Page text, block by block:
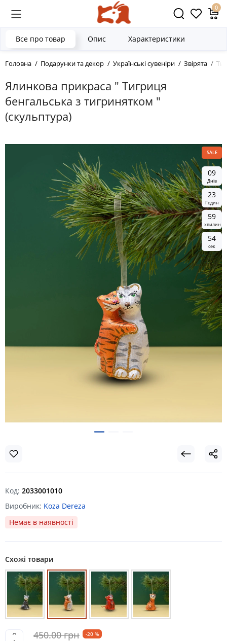
0
Головна Подарунки та декор Українські сувеніри Звірята
Ялинкова прикраса " Тигриця
бенгальська з тигринятком "
(скульптура)
Все про товар Опис Характеристики
SALE
09
Днів
23
Годин
59
хвилин
53
сек
Код: 2033001010
Виробник: Koza Dereza
Немає в наявності
Схожі товари
450.00 грн -20 %